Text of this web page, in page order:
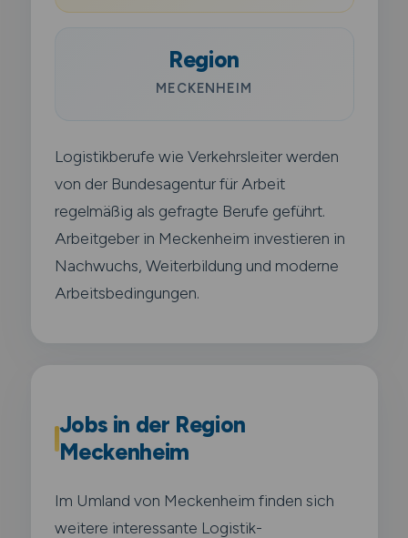
Region
MECKENHEIM
Logistikberufe wie Verkehrsleiter werden
von der Bundesagentur für Arbeit
regelmäßig als gefragte Berufe geführt.
Arbeitgeber in Meckenheim investieren in
Nachwuchs, Weiterbildung und moderne
Arbeitsbedingungen.
Jobs in der Region
Meckenheim
Im Umland von Meckenheim finden sich
weitere interessante Logistik-